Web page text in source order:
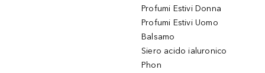
Profumi Estivi Donna
Profumi Estivi Uomo
Balsamo
Siero acido ialuronico
Phon